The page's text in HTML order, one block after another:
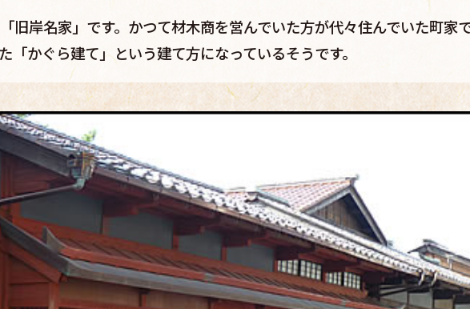
旧岸名家」です。かつて材木商を営んでいた方が代々住んでいた町家
「かぐら建て」という建て方になっているそうです。